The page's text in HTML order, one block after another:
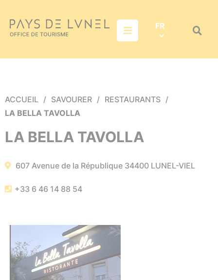
Aller à la recherche
Menu FR
ACCUEIL SAVOURER
RESTAURANTS
LA BELLA TAVOLLA
LA BELLA TAVOLLA
607 Avenue de la République 34400 LUNEL-VIEL
+33 6 46 14 88 54